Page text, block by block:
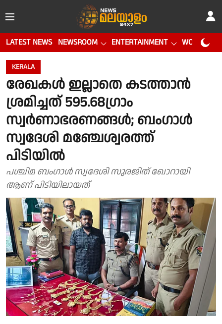
LATEST NEWS NEWSROOM ENTERTAINMENT WORLD CUP
KERALA
രേഖകൾ ഇല്ലാതെ കടത്താൻ
ശ്രമിച്ചത് 595.68ഗ്രാം
സ്വർണാഭരണങ്ങൾ; ബംഗാൾ
സ്വദേശി മഞ്ചേശ്വരത്ത്
പിടിയിൽ
പശ്ചിമ ബംഗാൾ സ്വദേശി സുരജിത് ഖോറായി
ആണ് പിടിയിലായത്